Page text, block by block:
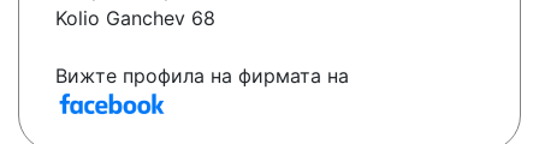
Kolio Ganchev 68
Вижте профила на фирмата на